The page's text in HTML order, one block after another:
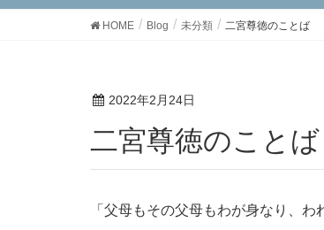
HOME Blog 未分類 二宮尊徳のことば
2022年2月24日
二宮尊徳のことば
「父母もその父母もわが身なり、わ